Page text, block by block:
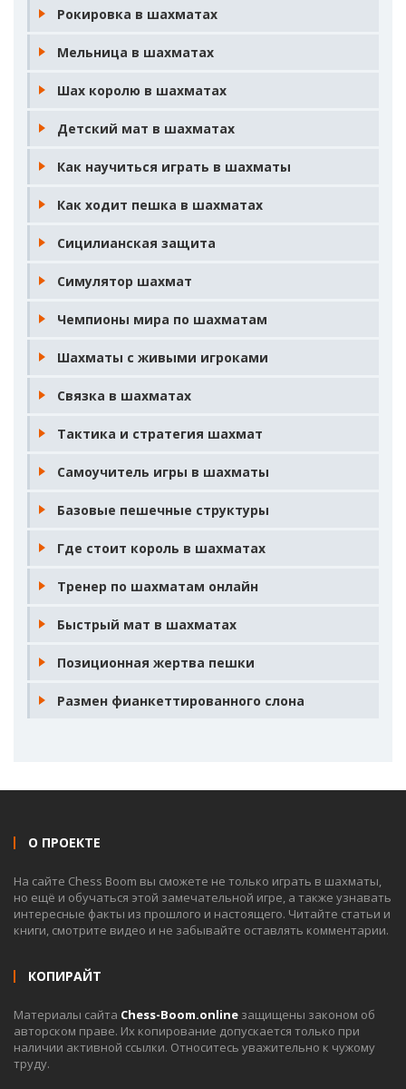
Рокировка в шахматах
Мельница в шахматах
Шах королю в шахматах
Детский мат в шахматах
Как научиться играть в шахматы
Как ходит пешка в шахматах
Сицилианская защита
Симулятор шахмат
Чемпионы мира по шахматам
Шахматы с живыми игроками
Связка в шахматах
Тактика и стратегия шахмат
Самоучитель игры в шахматы
Базовые пешечные структуры
Где стоит король в шахматах
Тренер по шахматам онлайн
Быстрый мат в шахматах
Позиционная жертва пешки
Размен фианкеттированного слона
О ПРОЕКТЕ
На сайте Chess Boom вы сможете не только играть в шахматы,
но ещё и обучаться этой замечательной игре, а также узнавать
интересные факты из прошлого и настоящего. Читайте статьи и
книги, смотрите видео и не забывайте оставлять комментарии.
КОПИРАЙТ
Материалы сайта Chess-Boom.online защищены законом об
авторском праве. Их копирование допускается только при
наличии активной ссылки. Относитесь уважительно к чужому
труду.